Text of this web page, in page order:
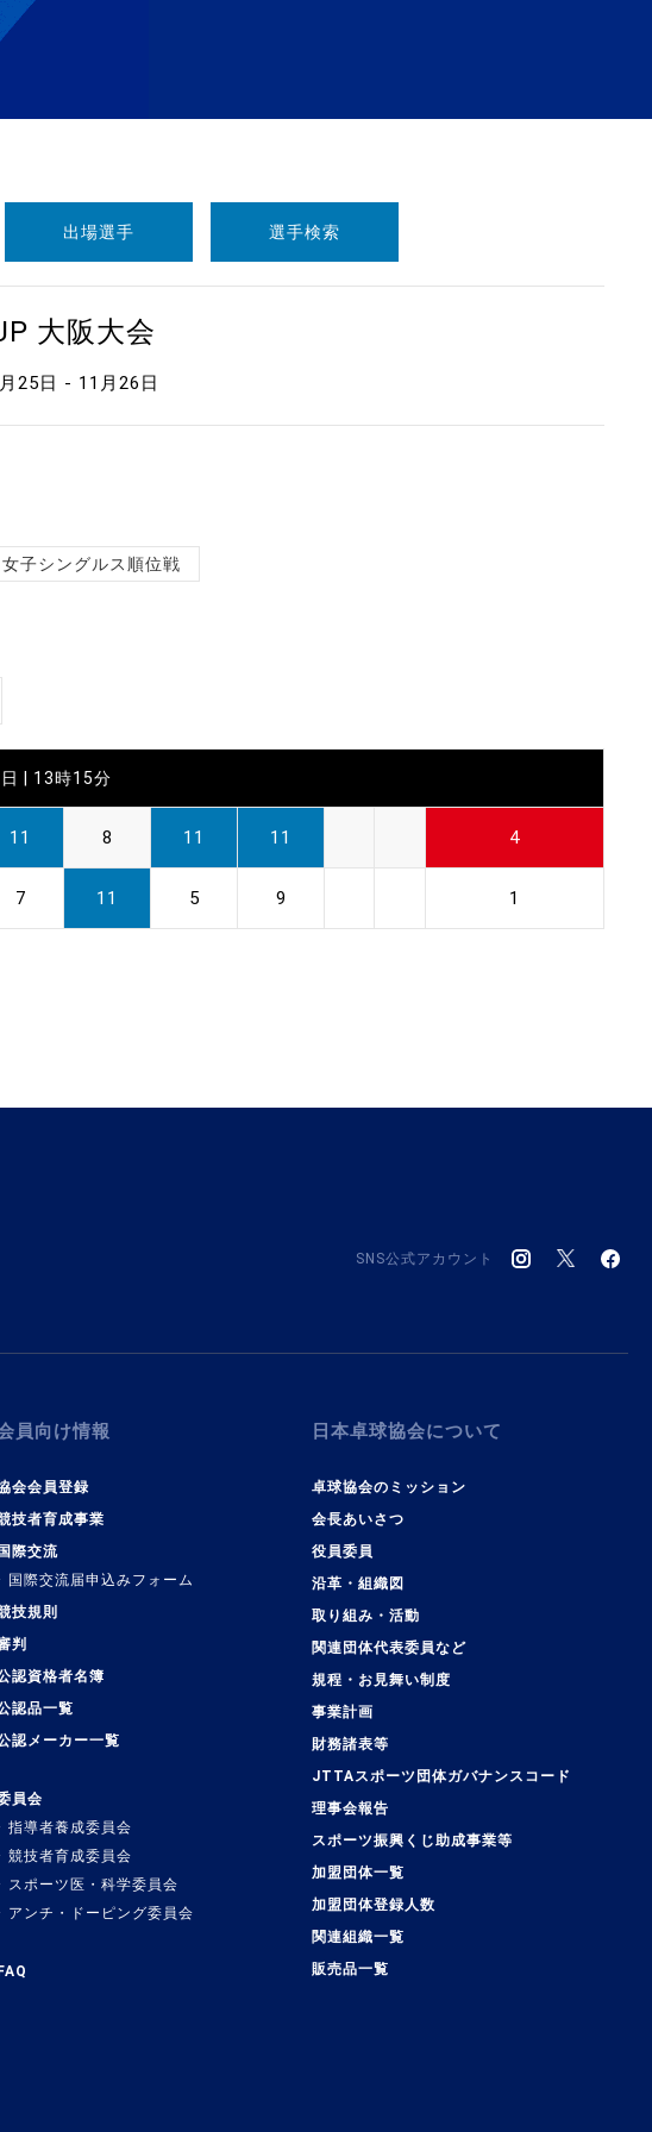
出場選手 選手検索
大阪大会
25日 - 11月26日
女子シングルス順位戦
| 13時15分
11 8 11 11 4
7 11 5 9 1
SNS公式アカウント
員向け情報
会会員登録
技者育成事業
国際交流
国際交流届申込みフォーム
技規則
判
認資格者名簿
認品一覧
認メーカー一覧
員会
指導者養成委員会
競技者育成委員会
スポーツ医・科学委員会
アンチ・ドーピング委員会
FAQ
日本卓球協会について
卓球協会のミッション
会長あいさつ
役員委員
沿革・組織図
取り組み・活動
関連団体代表委員など
規程・お見舞い制度
事業計画
財務諸表等
JTTAスポーツ団体ガバナンスコード
理事会報告
スポーツ振興くじ助成事業等
加盟団体一覧
加盟団体登録人数
関連組織一覧
販売品一覧